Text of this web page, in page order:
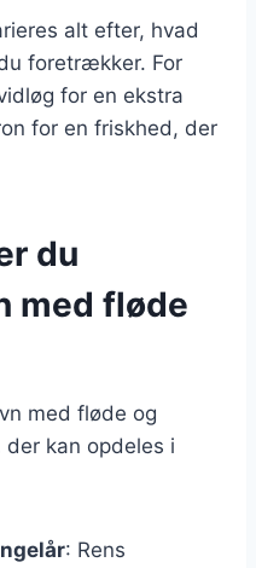
alt efter, hvad
foretrækker. For
for en ekstra
for en friskhed, der
du
med fløde
med fløde og
der kan opdeles i
: Rens